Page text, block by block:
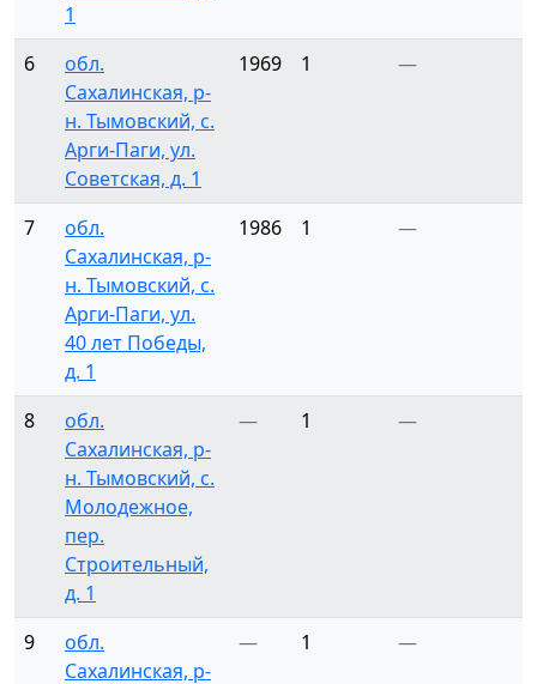
1
6
обл.
Сахалинская, р-
н. Тымовский, с.
Арги-Паги, ул.
Советская, д. 1
1969 1 —
7
обл.
Сахалинская, р-
н. Тымовский, с.
Арги-Паги, ул.
40 лет Победы,
д. 1
1986 1 —
8
обл.
Сахалинская, р-
н. Тымовский, с.
Молодежное,
пер.
Строительный,
д. 1
— 1 —
9
обл.
Сахалинская, р-
— 1 —